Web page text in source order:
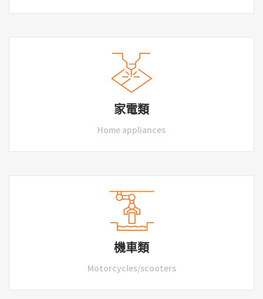
家電類
Home appliances
機車類
Motorcycles/scooters